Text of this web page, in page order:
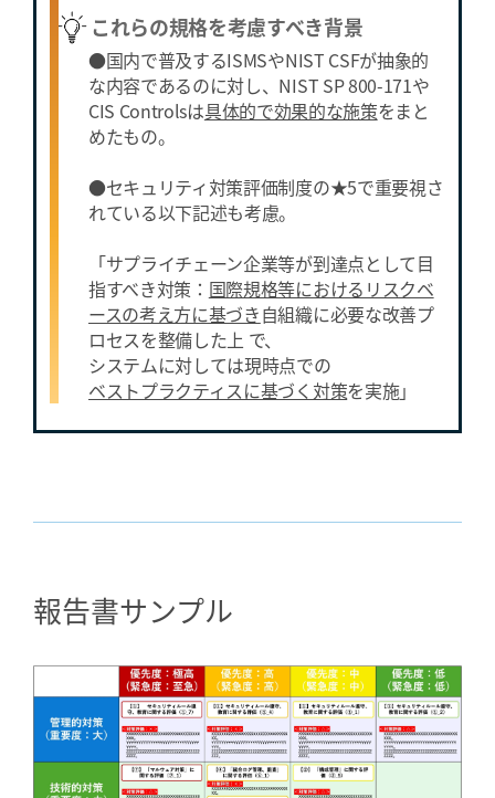
これらの規格を考慮すべき背景
●国内で普及するISMSやNIST CSFが抽象的
な内容であるのに対し、NIST SP 800-171や
CIS Controlsは具体的で効果的な施策をまと
めたもの。
●セキュリティ対策評価制度の★5で重要視さ
れている以下記述も考慮。
「サプライチェーン企業等が到達点として目
指すべき対策： 国際規格等におけるリスクベ
ースの考え方に基づき自組織に必要な改善プ
ロセスを整備した上 で、
システムに対しては現時点での
ベストプラクティスに基づく対策を実施」
報告書サンプル